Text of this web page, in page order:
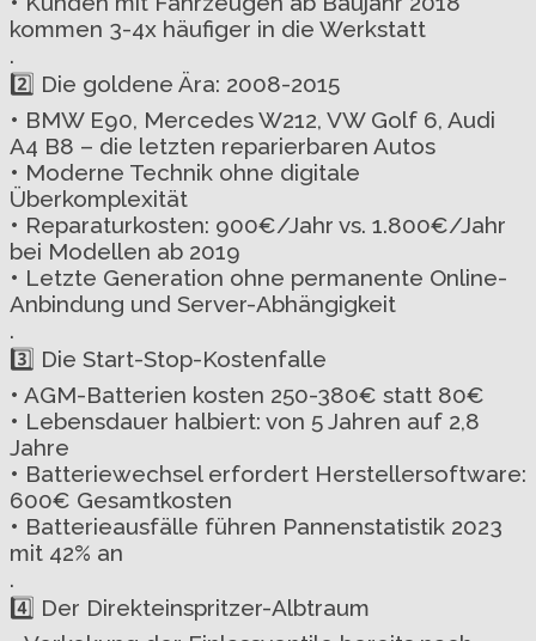
kommen 3-4x häufiger in die Werkstatt
.
2️⃣ Die goldene Ära: 2008-2015
• BMW E90, Mercedes W212, VW Golf 6, Audi
A4 B8 – die letzten reparierbaren Autos
• Moderne Technik ohne digitale
Überkomplexität
• Reparaturkosten: 900€/Jahr vs. 1.800€/Jahr
bei Modellen ab 2019
• Letzte Generation ohne permanente Online-
Anbindung und Server-Abhängigkeit
.
3️⃣ Die Start-Stop-Kostenfalle
• AGM-Batterien kosten 250-380€ statt 80€
• Lebensdauer halbiert: von 5 Jahren auf 2,8
Jahre
• Batteriewechsel erfordert Herstellersoftware:
600€ Gesamtkosten
• Batterieausfälle führen Pannenstatistik 2023
mit 42% an
.
4️⃣ Der Direkteinspritzer-Albtraum